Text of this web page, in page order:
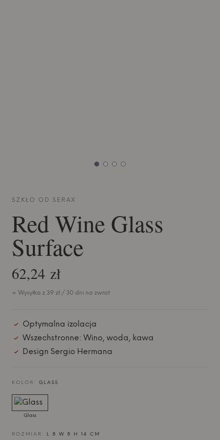
SZKŁO OD SERAX
Red Wine Glass
Surface
62,24 zł
+ Wysyłka z 39 zł / 30 dni na zwrot
Optymalna izolacja
Wszechstronne: Wino, woda, kawa
Design Sergio Hermana
KOLOR: GLASS
Glass
ROZMIAR: L 8 W 8 H 14 CM